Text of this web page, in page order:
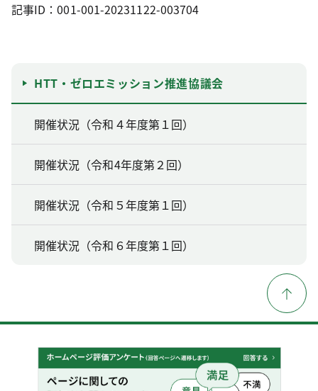
記事ID：001-001-20231122-003704
HTT・ゼロエミッション推進協議会
開催状況（令和４年度第１回）
開催状況（令和4年度第２回）
開催状況（令和５年度第１回）
開催状況（令和６年度第１回）